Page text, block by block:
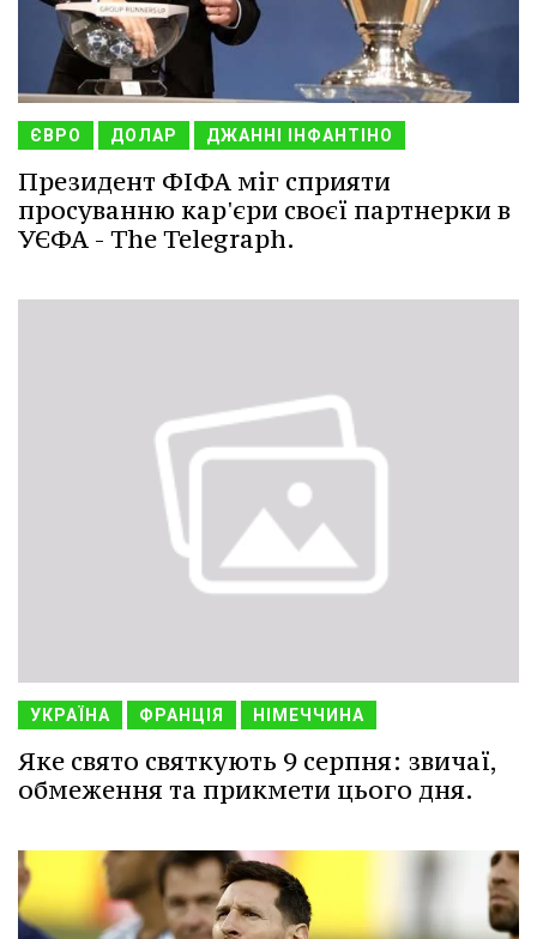
ЄВРО ДОЛАР ДЖАННІ ІНФАНТІНО
Президент ФІФА міг сприяти
просуванню кар'єри своєї партнерки в
УЄФА - The Telegraph.
УКРАЇНА ФРАНЦІЯ НІМЕЧЧИНА
Яке свято святкують 9 серпня: звичаї,
обмеження та прикмети цього дня.